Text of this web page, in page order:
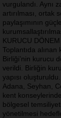
vurgulandı. Aynı
artırılması,
paylaşımının
KURUCU
Toplantıda
Birliği’nin kurucu
verildi. Birliğin
yapısı
Adana, Seyhan,
kent
bölgesel
yönetilmesi